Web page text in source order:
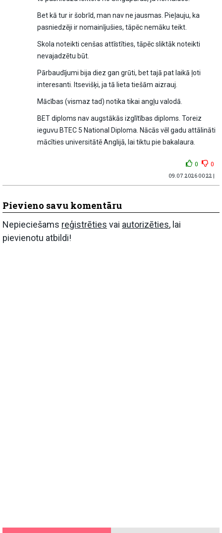
Bet kā tur ir šobrīd, man nav ne jausmas. Pieļauju, ka
pasniedzēji ir nomainījušies, tāpēc nemāku teikt.
Skola noteikti cenšas attīstīties, tāpēc sliktāk noteikti
nevajadzētu būt.
Pārbaudījumi bija diez gan grūti, bet tajā pat laikā ļoti
interesanti. Itsevišķi, ja tā lieta tiešām aizrauj.
Mācības (vismaz tad) notika tikai angļu valodā.
BET diploms nav augstākās izglītības diploms. Toreiz
ieguvu BTEC 5 National Diploma. Nācās vēl gadu attālināti
mācīties universitātē Anglijā, lai tiktu pie bakalaura.
0 0
09.07.2026 00:22 |
Pievieno savu komentāru
Nepieciešams reģistrēties vai autorizēties, lai
pievienotu atbildi!